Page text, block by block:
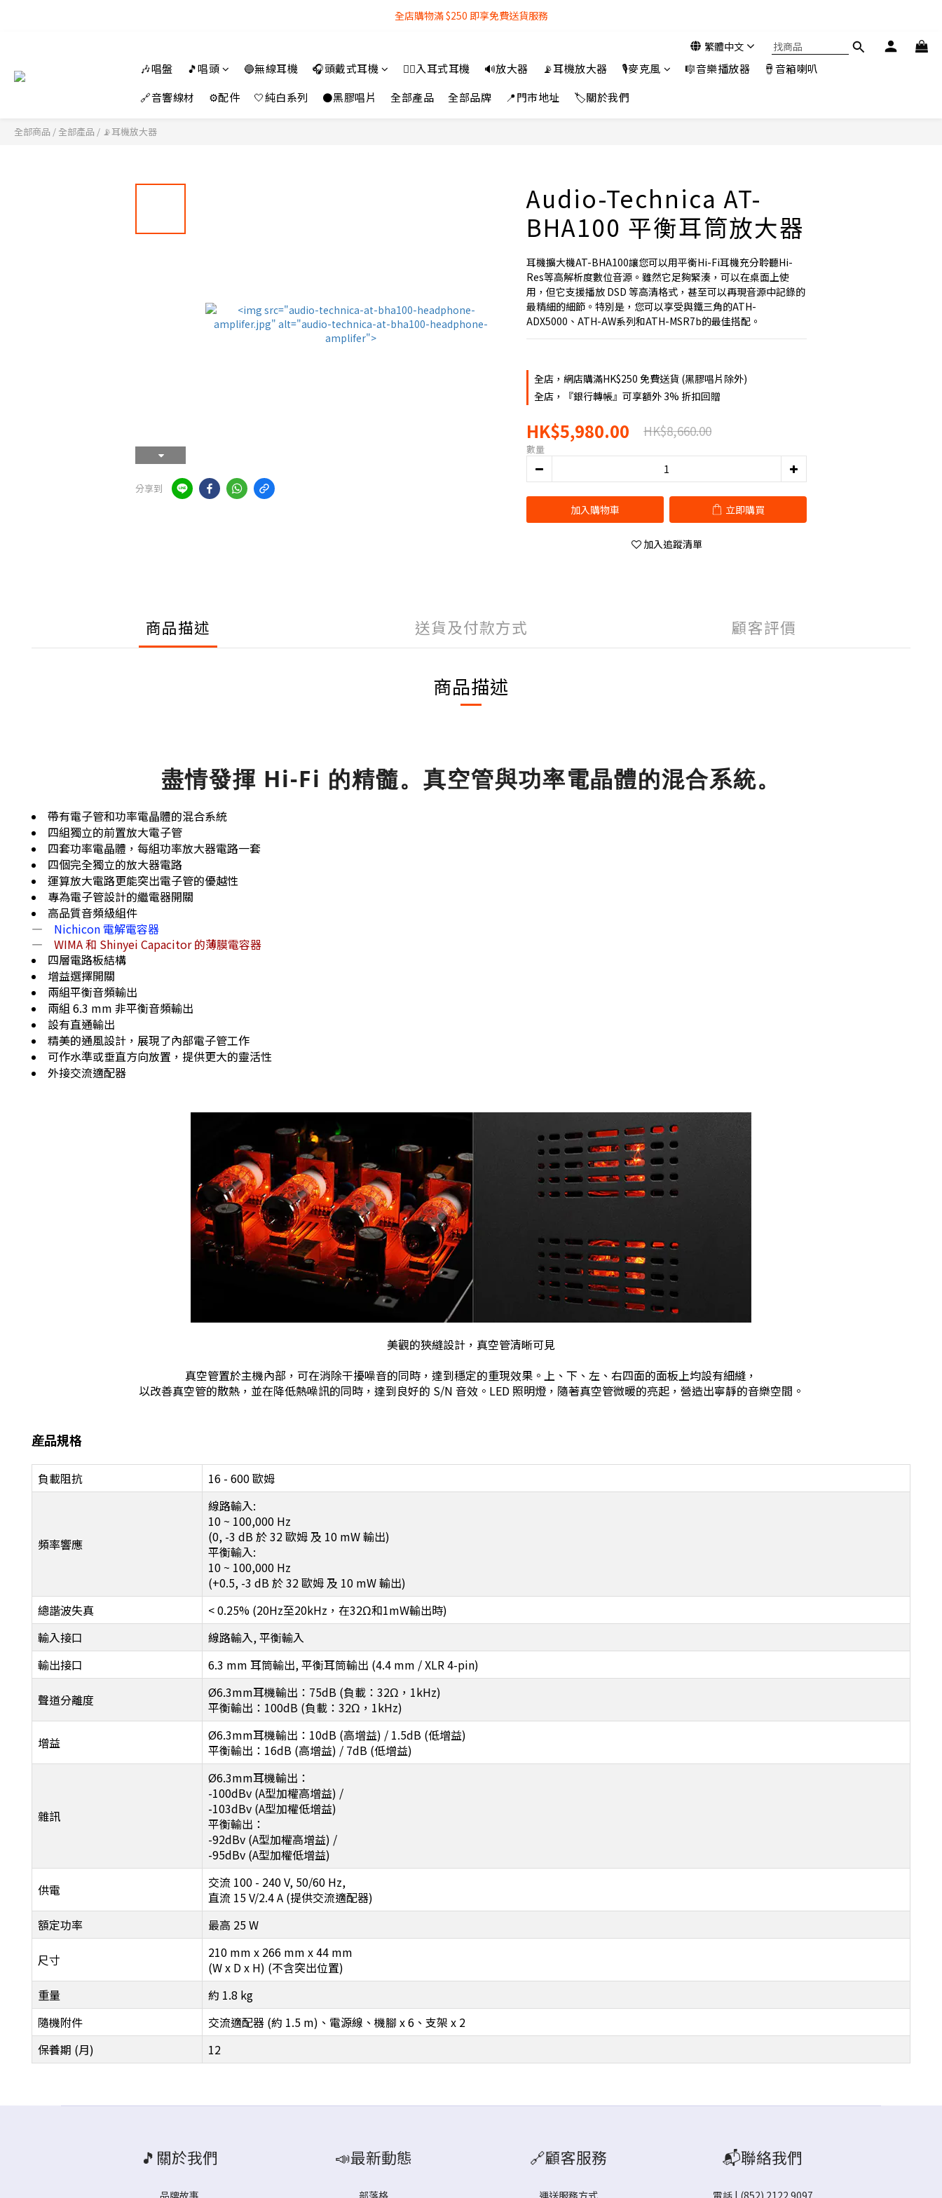
全店購物滿 $250 即享免費送貨服務
全店購物滿 $250 即享免費送貨服務
全店購物滿 $250 即享免費送貨服務
繁體中文
🎶唱盤 🎵唱頭 🔵無線耳機 🎧頭戴式耳機 👂🏻入耳式耳機 🔊放大器 📡耳機放大器 🎙️麥克風 🎼音樂播放器
🪘音箱喇叭
🔗音響線材
⚙️配件 🤍純白系列 ⚫黑膠唱片 全部產品 全部品牌 📍門市地址 🏷️關於我們
全部商品 / 全部產品 / 📡耳機放大器
分享到
Audio-Technica AT-
BHA100 平衡耳筒放大器
耳機擴大機AT-BHA100讓您可以用平衡Hi-Fi耳機充分聆聽Hi-
Res等高解析度數位音源。雖然它足夠緊湊，可以在桌面上使
用，但它支援播放 DSD 等高清格式，甚至可以再現音源中記錄的
最精細的細節。特別是，您可以享受與鐵三角的ATH-
ADX5000、ATH-AW系列和ATH-MSR7b的最佳搭配。
全店，網店購滿HK$250 免費送貨 (黑膠唱片除外)
全店，『銀行轉帳』可享額外 3% 折扣回贈
HK$5,980.00 HK$8,660.00
數量
加入購物車 立即購買
加入追蹤清單
商品描述 送貨及付款方式 顧客評價
商品描述
盡情發揮 Hi-Fi 的精髓。真空管與功率電晶體的混合系統。
帶有電子管和功率電晶體的混合系統
四組獨立的前置放大電子管
四套功率電晶體，每組功率放大器電路一套
四個完全獨立的放大器電路
運算放大電路更能突出電子管的優越性
專為電子管設計的繼電器開關
高品質音頻級組件
— Nichicon 電解電容器
— WIMA 和 Shinyei Capacitor 的薄膜電容器
四層電路板結構
增益選擇開關
兩組平衡音頻輸出
兩組 6.3 mm 非平衡音頻輸出
設有直通輸出
精美的通風設計，展現了內部電子管工作
可作水準或垂直方向放置，提供更大的靈活性
外接交流適配器
美觀的狹縫設計，真空管清晰可見
真空管置於主機內部，可在消除干擾噪音的同時，達到穩定的重現效果。上、下、左、右四面的面板上均設有細縫，
以改善真空管的散熱，並在降低熱噪訊的同時，達到良好的 S/N 音效。LED 照明燈，隨著真空管微暖的亮起，營造出寧靜的音樂空間。
産品規格
負載阻抗 16 - 600 歐姆
頻率響應
線路輸入:
10 ~ 100,000 Hz
(0, -3 dB 於 32 歐姆 及 10 mW 輸出)
平衡輸入:
10 ~ 100,000 Hz
(+0.5, -3 dB 於 32 歐姆 及 10 mW 輸出)
總諧波失真
< 0.25% (20Hz至20kHz，在32Ω和1mW輸出時)
輸入接口
線路輸入, 平衡輸入
輸出接口
6.3 mm 耳筒輸出, 平衡耳筒輸出 (4.4 mm / XLR 4-pin)
聲道分離度
Ø6.3mm耳機輸出：75dB (負載：32Ω，1kHz)
平衡輸出：100dB (負載：32Ω，1kHz)
增益
Ø6.3mm耳機輸出：10dB (高增益) / 1.5dB (低增益)
平衡輸出：16dB (高增益) / 7dB (低增益)
雜訊
Ø6.3mm耳機輸出：
-100dBv (A型加權高增益) /
-103dBv (A型加權低增益)
平衡輸出：
-92dBv (A型加權高增益) /
-95dBv (A型加權低增益)
供電
交流 100 - 240 V, 50/60 Hz,
直流 15 V/2.4 A (提供交流適配器)
額定功率
最高 25 W
尺寸
210 mm x 266 mm x 44 mm
(W x D x H) (不含突出位置)
重量
約 1.8 kg
隨機附件
交流適配器 (約 1.5 m)、電源線、機腳 x 6、支架 x 2
保養期 (月)
12
🎵關於我們
品牌故事
📣最新動態
部落格
🔗顧客服務
運送服務方式
📬聯絡我們
電話 | (852) 2122 9097